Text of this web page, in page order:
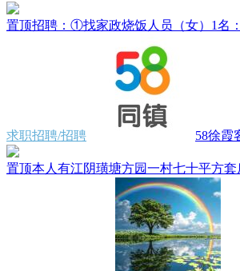
置顶招聘：①找家政烧饭人员（女）1名
求职招聘/招聘 58徐霞
置顶本人有江阴璜塘方园一村七十平方